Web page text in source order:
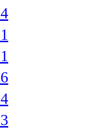
4
1
1
6
4
3